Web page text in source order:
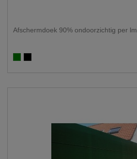
Afschermdoek 90% ondoorzichtig per lm
Groen 90%
Zwart 90%